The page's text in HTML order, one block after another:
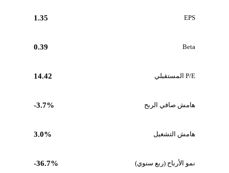
EPS
1.35
Beta
0.39
P/E المستقبلي 14.42
هامش صافي الربح -3.7%
هامش التشغيل 3.0%
نمو الأرباح (ربع سنوي) -36.7%